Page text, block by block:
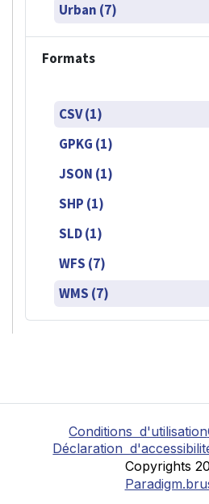
Urban (7)
Formats
CSV (1)
GPKG (1)
JSON (1)
SHP (1)
SLD (1)
WFS (7)
WMS (7)
Conditions d'utilisation
Déclaration
Copyrights